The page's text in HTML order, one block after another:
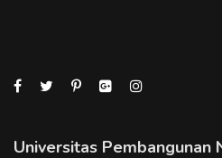
Universitas Pembangunan